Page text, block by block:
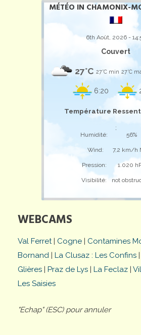
MÉTÉO IN CHAMONIX-
6th Août, 2026 -
Couvert
27°C 27°C min 27°C
6:20
Température
;
Humidité:
56%
Wind: 7,2 km/h
Pression: 1.020
Visibilité: not
WEBCAMS
Val Ferret| Cogne | Contamines
Bornand | La Clusaz : Les Confins |
Glières | Praz de Lys | La Feclaz |
Les Saisies
"Echap" (ESC) pour annuler